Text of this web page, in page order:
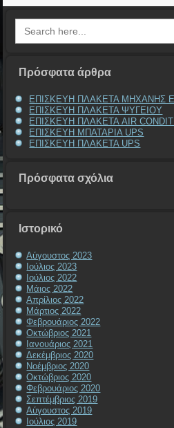
Search
for:
Πρόσφατα άρθρα
ΕΠΙΣΚΕΥΗ ΠΛΑΚΕΤΑ ΜΗΧΑΝΗΣ
ΕΠΙΣΚΕΥΗ ΠΛΑΚΕΤΑ ΨΥΓΕΙΟΥ
ΕΠΙΣΚΕΥΗ ΠΛΑΚΕΤΑ AIR
ΕΠΙΣΚΕΥΗ ΜΠΑΤΑΡΙΑ UPS
ΕΠΙΣΚΕΥΗ ΠΛΑΚΕΤΑ UPS
Πρόσφατα σχόλια
Ιστορικό
Αύγουστος 2023
Ιούλιος 2023
Ιούλιος 2022
Μάιος 2022
Απρίλιος 2022
Μάρτιος 2022
Φεβρουάριος 2022
Οκτώβριος 2021
Ιανουάριος 2021
Δεκέμβριος 2020
Νοέμβριος 2020
Οκτώβριος 2020
Φεβρουάριος 2020
Σεπτέμβριος 2019
Αύγουστος 2019
Ιούλιος 2019